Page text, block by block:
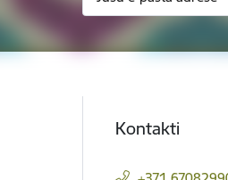
Kontakti